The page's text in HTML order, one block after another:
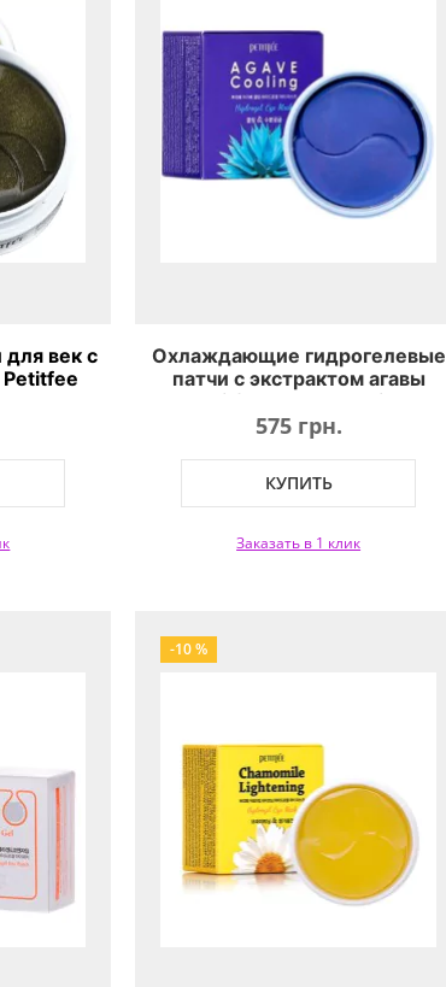
для век с
Охлаждающие гидрогелевые
патчи с экстрактом агавы
Petitfee Agave Cooling
Hydrogel Eye Mask
575 грн.
КУПИТЬ
Заказать в 1 клик
-10 %